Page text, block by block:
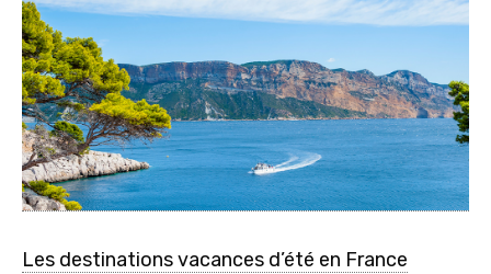
Les destinations vacances d’été en France